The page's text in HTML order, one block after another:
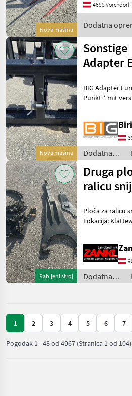
Nova mašina
oprema za
4655 Vorchdorf
Dodatna
traktore /
Nova mašina
Sonstige
Adapter
BIG Adapter
Punkt * mit
Eigengewicht
KAT 3 Dodatna oprema za
traktore O
Dodatna
oprema za
traktore /
Sonstige
Rabljeni stroj
Druga
ralicu
Ploča za ralicu
Lokacija: Klatteweg
okvir i pribor -
Steyr Profi
Dodatna
oprema za
1 2 3 4 5 6 7
Pogodak 1-48od 4967 (Stranica 1 od 104)